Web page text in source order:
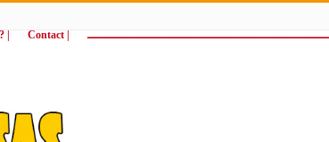
| Contact
wij